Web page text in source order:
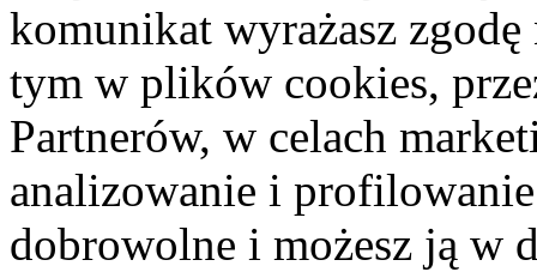
komunikat wyrażasz
tym w plików cookies,
Partnerów, w celach
analizowanie i
dobrowolne i możesz ją w